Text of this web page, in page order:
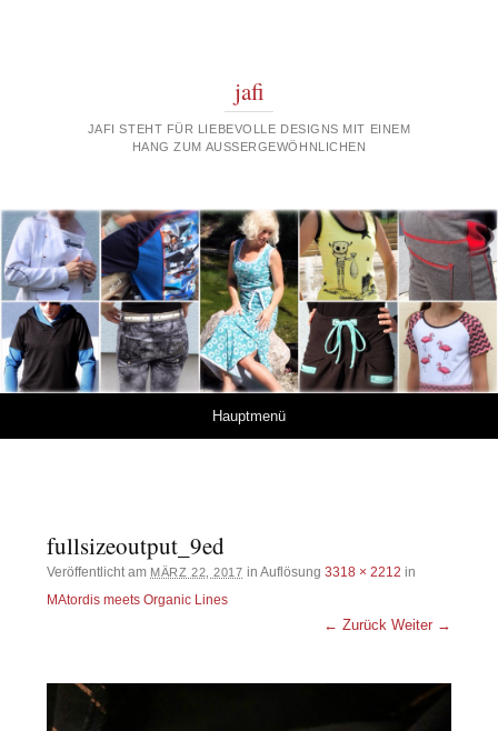
jafi
JAFI STEHT FÜR LIEBEVOLLE DESIGNS MIT EINEM
HANG ZUM AUSSERGEWÖHNLICHEN
Hauptmenü
fullsizeoutput_9ed
Veröffentlicht am MÄRZ 22, 2017 in Auflösung 3318 × 2212 in
MAtordis meets Organic Lines
← Zurück Weiter →